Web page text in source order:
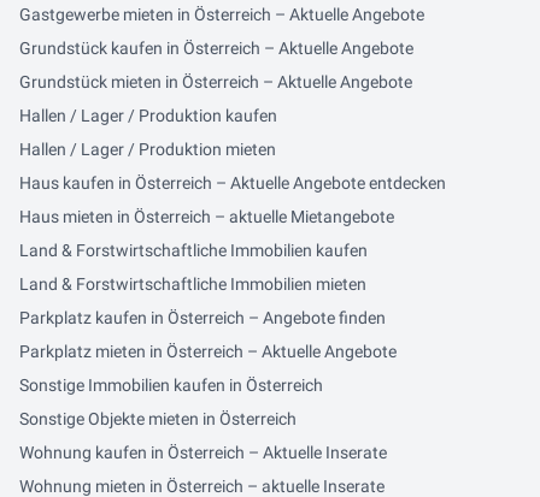
Gastgewerbe mieten in Österreich – Aktuelle Angebote
Grundstück kaufen in Österreich – Aktuelle Angebote
Grundstück mieten in Österreich – Aktuelle Angebote
Hallen / Lager / Produktion kaufen
Hallen / Lager / Produktion mieten
Haus kaufen in Österreich – Aktuelle Angebote entdecken
Haus mieten in Österreich – aktuelle Mietangebote
Land & Forstwirtschaftliche Immobilien kaufen
Land & Forstwirtschaftliche Immobilien mieten
Parkplatz kaufen in Österreich – Angebote finden
Parkplatz mieten in Österreich – Aktuelle Angebote
Sonstige Immobilien kaufen in Österreich
Sonstige Objekte mieten in Österreich
Wohnung kaufen in Österreich – Aktuelle Inserate
Wohnung mieten in Österreich – aktuelle Inserate